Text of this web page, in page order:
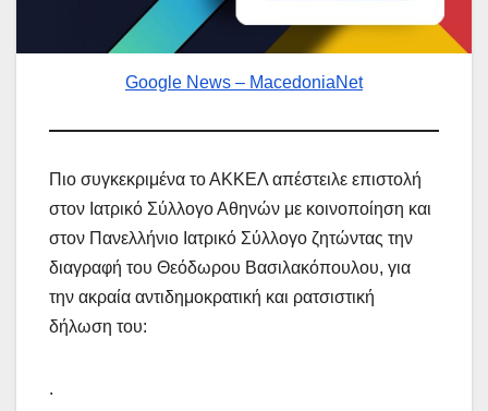
Google News – MacedoniaNet
Πιο συγκεκριμένα το ΑΚΚΕΛ απέστειλε επιστολή
στον Ιατρικό Σύλλογο Αθηνών με κοινοποίηση και
στον Πανελλήνιο Ιατρικό Σύλλογο ζητώντας την
διαγραφή του Θεόδωρου Βασιλακόπουλου, για
την ακραία αντιδημοκρατική και ρατσιστική
δήλωση του:
.